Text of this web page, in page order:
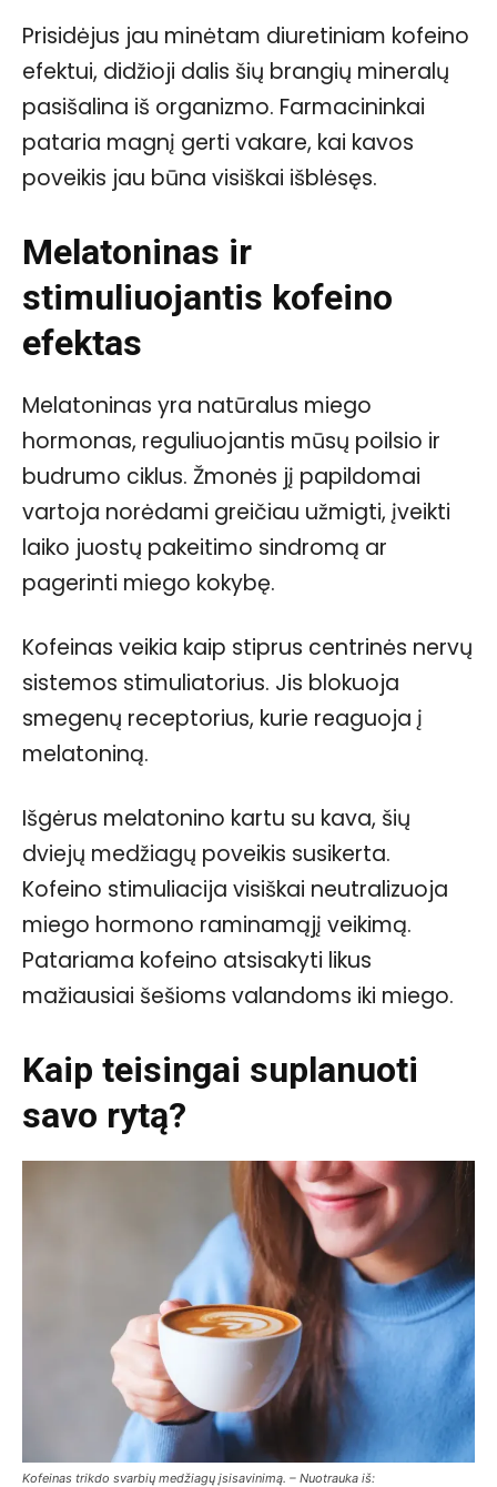
Prisidėjus jau minėtam diuretiniam kofeino
efektui, didžioji dalis šių brangių mineralų
pasišalina iš organizmo. Farmacininkai
pataria magnį gerti vakare, kai kavos
poveikis jau būna visiškai išblėsęs.
Melatoninas ir
stimuliuojantis kofeino
efektas
Melatoninas yra natūralus miego
hormonas, reguliuojantis mūsų poilsio ir
budrumo ciklus. Žmonės jį papildomai
vartoja norėdami greičiau užmigti, įveikti
laiko juostų pakeitimo sindromą ar
pagerinti miego kokybę.
Kofeinas veikia kaip stiprus centrinės nervų
sistemos stimuliatorius. Jis blokuoja
smegenų receptorius, kurie reaguoja į
melatoniną.
Išgėrus melatonino kartu su kava, šių
dviejų medžiagų poveikis susikerta.
Kofeino stimuliacija visiškai neutralizuoja
miego hormono raminamąjį veikimą.
Patariama kofeino atsisakyti likus
mažiausiai šešioms valandoms iki miego.
Kaip teisingai suplanuoti
savo rytą?
Kofeinas trikdo svarbių medžiagų įsisavinimą. – Nuotrauka iš: